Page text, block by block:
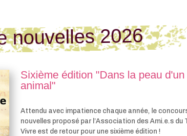
nouvelles 2026
Sixième édition "Dans la peau d'un
animal"
Attendu avec impatience chaque année, le
nouvelles proposé par l’Association des Ami.e.s du
Vivre est de retour pour une sixième édition !